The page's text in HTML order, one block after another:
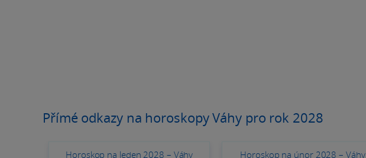
Přímé odkazy na horoskopy Váhy pro rok 2028
Horoskop na leden 2028 – Váhy Horoskop na únor 2028 – Váhy